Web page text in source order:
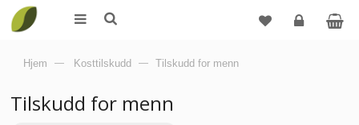
Hjem — Kosttilskudd — Tilskudd for menn
Tilskudd for menn